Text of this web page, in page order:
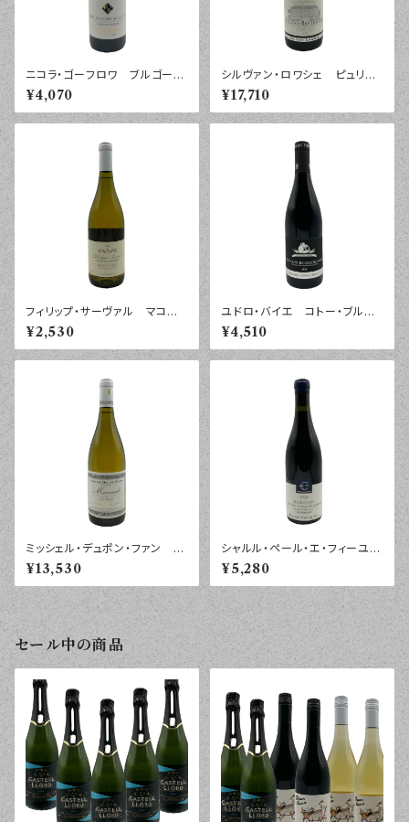
ニコラ・ゴーフロワ ブルゴーニ
ュ アリゴテ ヴィエイユ・ヴィ
ーニュ ２０２３年 ７５０ｍｌ
¥4,070
シルヴァン・ロワシェ ピュリニ
ー・モンラッシェ ２０２３年 ７
５０ｍｌ
¥17,710
フィリップ・サーヴァル マコン・
ヴィラージュ ２０２４年 ７５０
ｍｌ
¥2,530
ユドロ・バイエ コトー・ブルギ
ニヨン ルージュ レ・ブラッ
ク・チェアーズ ２０２２年 ７５
０ｍｌ
¥4,510
ミッシェル・デュポン・ファン ム
ルソー レ・ヴィルウイユ ２０
２４年 ７５０ｍｌ
¥13,530
シャルル・ペール・エ・フィーユ
ブルゴーニュ オート・コート・
ド・ボーヌ ルージュ ボールガ
ール ２０２４年 ７５０ｍｌ
¥5,280
セール中の商品